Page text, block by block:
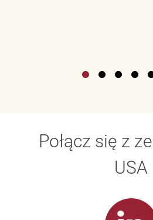
Połącz się z
USA